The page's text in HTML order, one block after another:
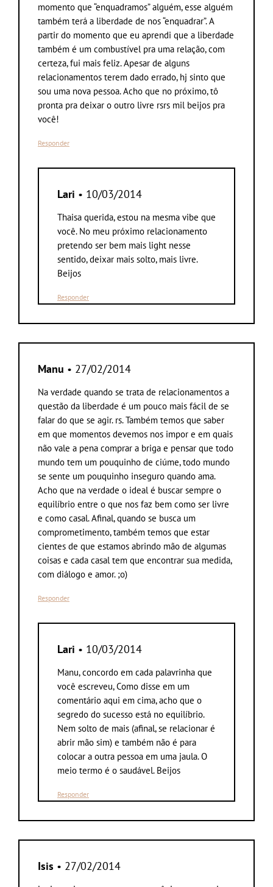
momento que “enquadramos” alguém, esse alguém
também terá a liberdade de nos “enquadrar”. A
partir do momento que eu aprendi que a liberdade
também é um combustível pra uma relação, com
certeza, fui mais feliz. Apesar de alguns
relacionamentos terem dado errado, hj sinto que
sou uma nova pessoa. Acho que no próximo, tô
pronta pra deixar o outro livre rsrs mil beijos pra
você!
Responder
Lari • 10/03/2014
Thaisa querida, estou na mesma vibe que
você. No meu próximo relacionamento
pretendo ser bem mais light nesse
sentido, deixar mais solto, mais livre.
Beijos
Responder
Manu • 27/02/2014
Na verdade quando se trata de relacionamentos a
questão da liberdade é um pouco mais fácil de se
falar do que se agir. rs. Também temos que saber
em que momentos devemos nos impor e em quais
não vale a pena comprar a briga e pensar que todo
mundo tem um pouquinho de ciúme, todo mundo
se sente um pouquinho inseguro quando ama.
Acho que na verdade o ideal é buscar sempre o
equilíbrio entre o que nos faz bem como ser livre
e como casal. Afinal, quando se busca um
comprometimento, também temos que estar
cientes de que estamos abrindo mão de algumas
coisas e cada casal tem que encontrar sua medida,
com diálogo e amor. ;o)
Responder
Lari • 10/03/2014
Manu, concordo em cada palavrinha que
você escreveu, Como disse em um
comentário aqui em cima, acho que o
segredo do sucesso está no equilíbrio.
Nem solto de mais (afinal, se relacionar é
abrir mão sim) e também não é para
colocar a outra pessoa em uma jaula. O
meio termo é o saudável. Beijos
Responder
Isis • 27/02/2014